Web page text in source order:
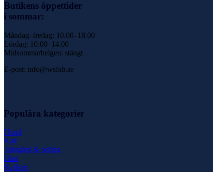
Butikens öppettider
i sommar:
Måndag–fredag: 10.00–18.00
Lördag: 10.00–14.00
Midsommarhelgen: stängt
E-post: info@wsfab.se
Populära kategorier
Hund
Katt
Trädgård & odling
Häst
Stallströ